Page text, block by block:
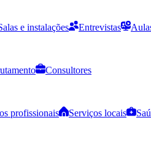
e instalações Entrevistas
Consultores
profissionais Serviços locais